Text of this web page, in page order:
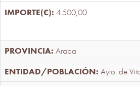
4.500,00
Araba
Ayto. de